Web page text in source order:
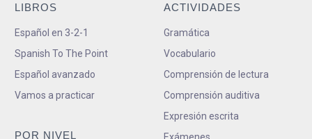
LIBROS
Español en 3-2-1
Spanish To The Point
Español avanzado
Vamos a practicar
POR NIVEL
ACTIVIDADES
Gramática
Vocabulario
Comprensión de lectura
Comprensión auditiva
Expresión escrita